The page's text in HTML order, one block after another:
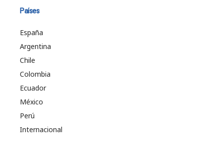
Países
España
Argentina
Chile
Colombia
Ecuador
México
Perú
Internacional